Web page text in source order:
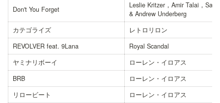
Don't You Forget
Leslie Kritzer，Amir Talai，
& Andrew Underberg
カテゴライズ
レトロリロン
REVOLVER feat. 9Lana
Royal Scandal
ヤミナリボーイ
ローレン・イロアス
BRB
ローレン・イロアス
リロービート
ローレン・イロアス